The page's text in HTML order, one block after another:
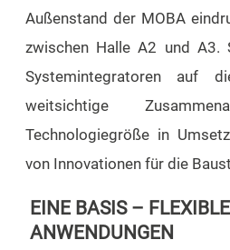
Außenstand der MOBA
zwischen Halle A2 und A3.
Systemintegratoren auf
weitsichtige
Technologiegröße in
von Innovationen für die
EINE BASIS – FLEXIBLE
ANWENDUNGEN